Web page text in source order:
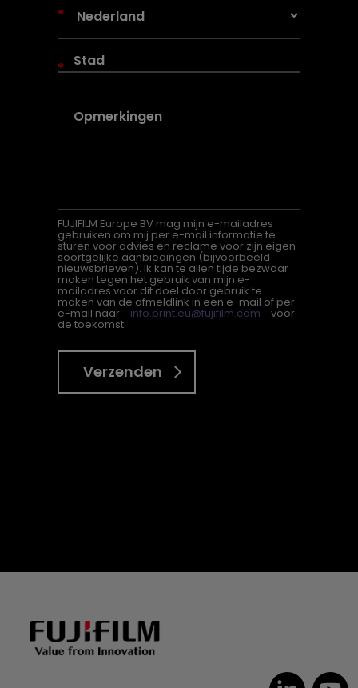
*
*
FUJIFILM Europe BV mag mijn e-mailadres
gebruiken om mij per e-mail informatie te
sturen voor advies en reclame voor zijn eigen
soortgelijke aanbiedingen (bijvoorbeeld
nieuwsbrieven). Ik kan te allen tijde bezwaar
maken tegen het gebruik van mijn e-
mailadres voor dit doel door gebruik te
maken van de afmeldlink in een e-mail of per
e-mail naar info.print.eu@fujifilm.com voor
de toekomst.
Verzenden